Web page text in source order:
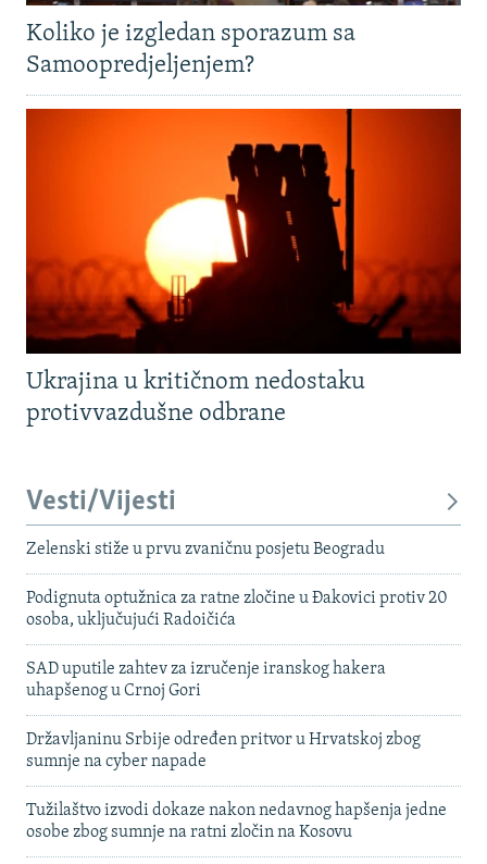
Koliko je izgledan sporazum sa
Samoopredjeljenjem?
Ukrajina u kritičnom nedostaku
protivvazdušne odbrane
Vesti/Vijesti
Zelenski stiže u prvu zvaničnu posjetu Beogradu
Podignuta optužnica za ratne zločine u Đakovici protiv 20
osoba, uključujući Radoičića
SAD uputile zahtev za izručenje iranskog hakera
uhapšenog u Crnoj Gori
Državljaninu Srbije određen pritvor u Hrvatskoj zbog
sumnje na cyber napade
Tužilaštvo izvodi dokaze nakon nedavnog hapšenja jedne
osobe zbog sumnje na ratni zločin na Kosovu